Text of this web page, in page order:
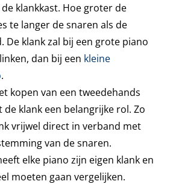
klankkast. Hoe groter de
te langer de snaren als de
De klank zal bij een grote piano
dan bij een kleine
.
kopen van een tweedehands
de klank een belangrijke rol. Zo
vrijwel direct in verband met
van de snaren.
elke piano zijn eigen klank en
moeten gaan vergelijken.